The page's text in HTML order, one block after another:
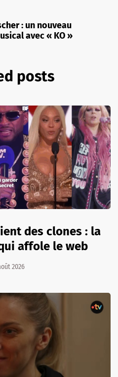
: un nouveau
avec « KO »
posts
des clones : la
affole le web
2026